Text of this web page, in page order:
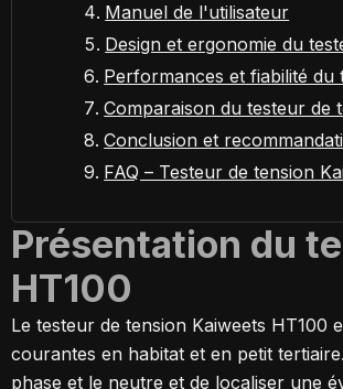
Manuel de l'utilisateur
Design et ergonomie du
Performances et fiabilité du
Comparaison du testeur de
Conclusion et
FAQ – Testeur de tension
Présentation du
HT100
Le testeur de tension Kaiweets HT100
courantes en habitat et en petit
phase et le neutre et de localiser une